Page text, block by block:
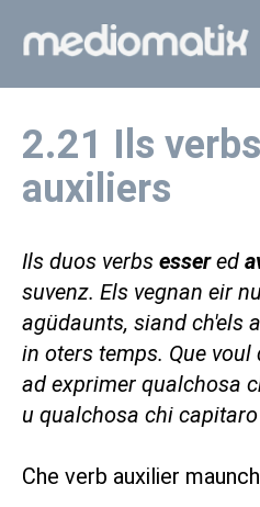
2.21 Ils verbs
auxiliers
Ils duos verbs essered
suvenz. Els vegnan eir
agüdaunts, siand ch'els
in oters temps. Que voul
ad exprimer qualchosa
u qualchosa chi
Che verb auxilier